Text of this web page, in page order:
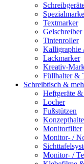
Textmarker
Tintenroller
Kalligraphie
Lackmarker
Kreativ-
Füllhalter &
Schreibtisch &
Heftgeräte
Locher
Fußstützen
Monitorfilter
Monitor- /
Monitor- /